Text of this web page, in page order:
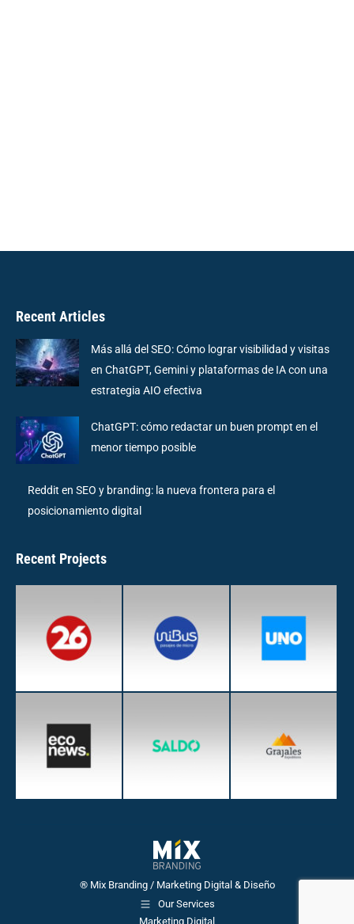
Recent Articles
Más allá del SEO: Cómo lograr visibilidad y visitas
en ChatGPT, Gemini y plataformas de IA con una
estrategia AIO efectiva
ChatGPT: cómo redactar un buen prompt en el
menor tiempo posible
Reddit en SEO y branding: la nueva frontera para el
posicionamiento digital
Recent Projects
® Mix Branding / Marketing Digital & Diseño
Our Services
Marketing Digital